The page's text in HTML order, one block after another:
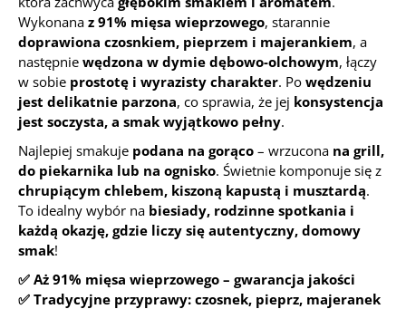
Wykonana z 91% mięsa wieprzowego, starannie
doprawiona czosnkiem, pieprzem i majerankiem, a
następnie wędzona w dymie dębowo-olchowym, łączy
w sobie prostotę i wyrazisty charakter. Po wędzeniu
jest delikatnie parzona, co sprawia, że jej konsystencja
jest soczysta, a smak wyjątkowo pełny.
Najlepiej smakuje podana na gorąco – wrzucona na grill,
do piekarnika lub na ognisko. Świetnie komponuje się z
chrupiącym chlebem, kiszoną kapustą i musztardą.
To idealny wybór na biesiady, rodzinne spotkania i
każdą okazję, gdzie liczy się autentyczny, domowy
smak!
✅ Aż 91% mięsa wieprzowego – gwarancja jakości
✅ Tradycyjne przyprawy: czosnek, pieprz, majeranek